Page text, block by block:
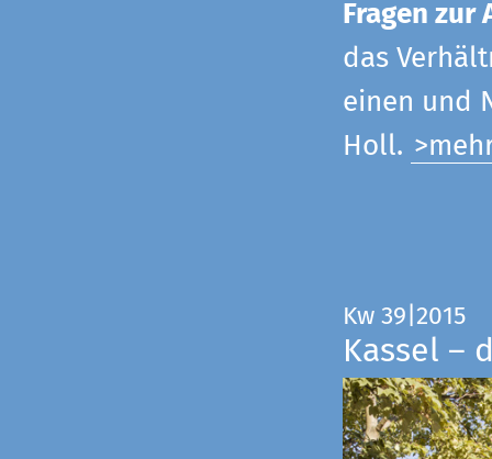
Fragen
das
einen und
Holl.
Kw 39|2015
Kassel –